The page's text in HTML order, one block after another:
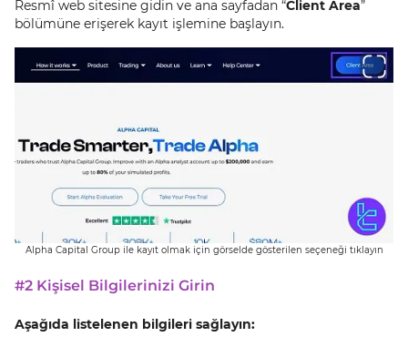
Resmî web sitesine gidin ve ana sayfadan “Client Area”
bölümüne erişerek kayıt işlemine başlayın.
Alpha Capital Group ile kayıt olmak için görselde gösterilen seçeneği tıklayın
#2 Kişisel Bilgilerinizi Girin
Aşağıda listelenen bilgileri sağlayın: